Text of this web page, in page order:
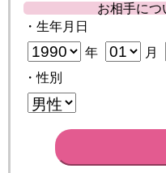
お相手に
・生年月日
年 月
・性別